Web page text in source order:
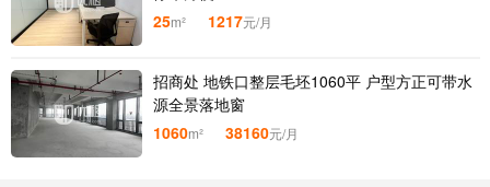
25m² 1217元/月
招商处 地铁口整层毛坯1060平 户型方正可带水
源全景落地窗
1060m² 38160元/月